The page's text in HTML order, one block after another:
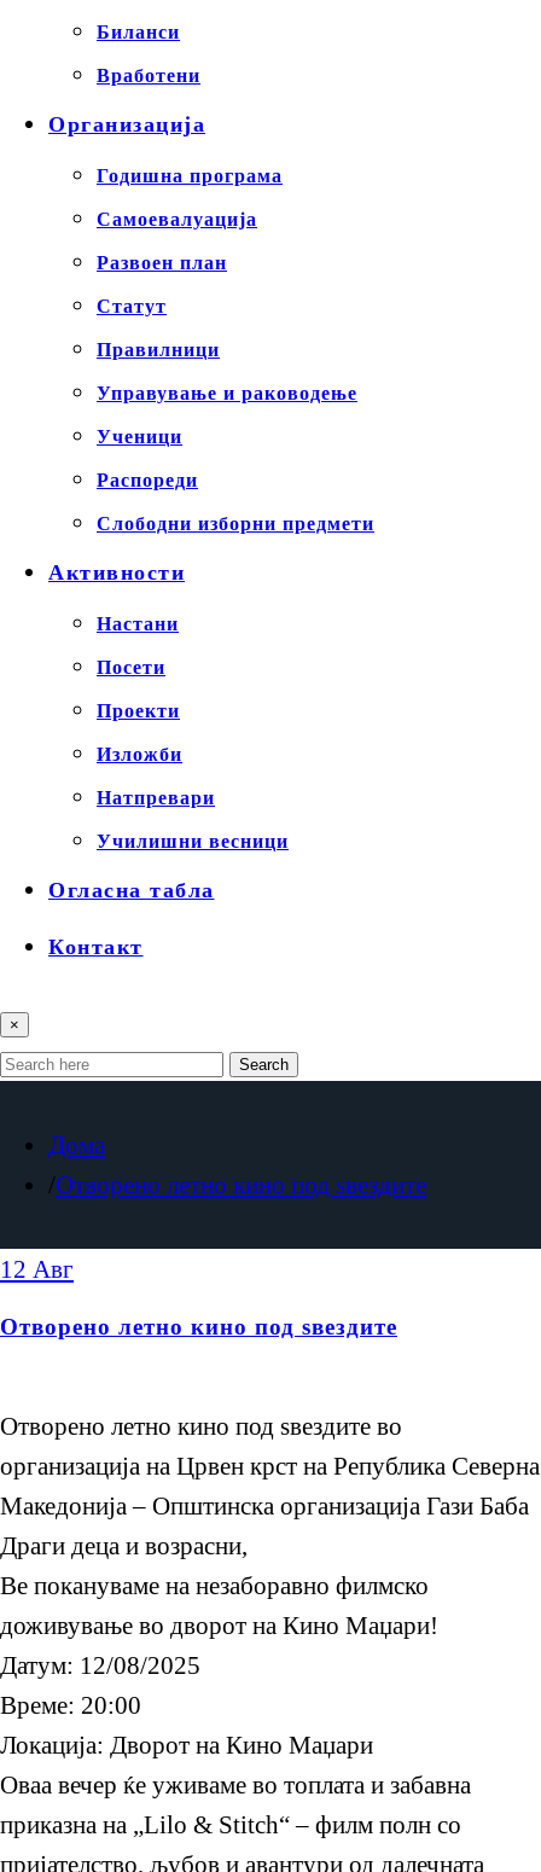
Биланси
Вработени
Организација
Годишна програма
Самоевалуација
Развоен план
Статут
Правилници
Управување и раководење
Ученици
Распореди
Слободни изборни предмети
Активности
Настани
Посети
Проекти
Изложби
Натпревари
Училишни весници
Огласна табла
Контакт
×
Search
Дома
Отворено летно кино под ѕвездите
12 Авг
Отворено летно кино под ѕвездите
Отворено летно кино под ѕвездите во
организација на Црвен крст на Република Северна
Македонија – Општинска организација Гази Баба
Драги деца и возрасни,
Ве покануваме на незаборавно филмско
доживување во дворот на Кино Маџари!
Датум: 12/08/2025
Време: 20:00
Локација: Дворот на Кино Маџари
Оваа вечер ќе уживаме во топлата и забавна
приказна на „Lilo & Stitch“ – филм полн со
пријателство, љубов и авантури од далечната